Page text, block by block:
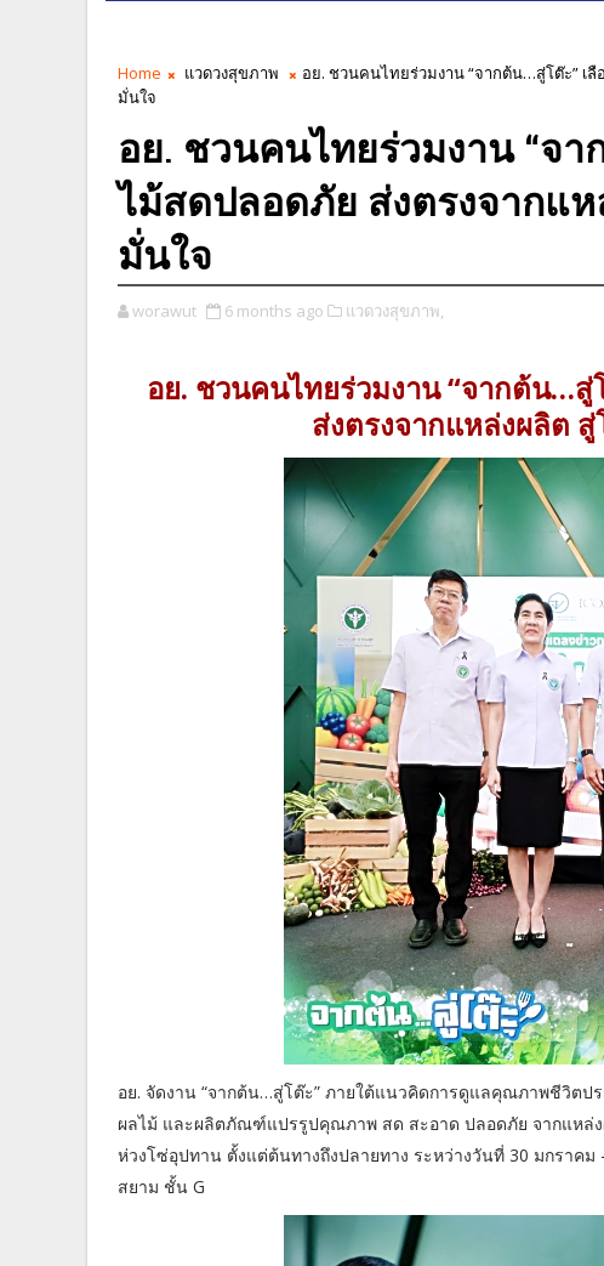
Home แวดวงสุขภาพ
อย. ชวนคนไทยร่วมงาน “จากต้น…สู่โต๊ะ” เ
มั่นใจ
อย. ชวนคนไทยร่วมงาน “จ
ไม้สดปลอดภัย ส่งตรงจากแ
มั่นใจ
worawut 6 months ago แวดวงสุขภาพ,
อย. ชวนคนไทยร่วมงาน “จากต้น…
ส่งตรงจากแหล่งผลิต
อย. จัดงาน “จากต้น…สู่โต๊ะ” ภายใต้แนวคิดการดูแลคุณภาพชีวิต
ผลไม้ และผลิตภัณฑ์แปรรูปคุณภาพ สด สะอาด ปลอดภัย จากแหล่
ห่วงโซ่อุปทาน ตั้งแต่ต้นทางถึงปลายทาง ระหว่างวันที่ 30 มกราค
สยาม ชั้น G